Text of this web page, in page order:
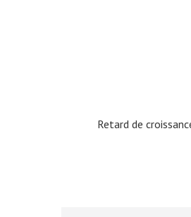
Retard de